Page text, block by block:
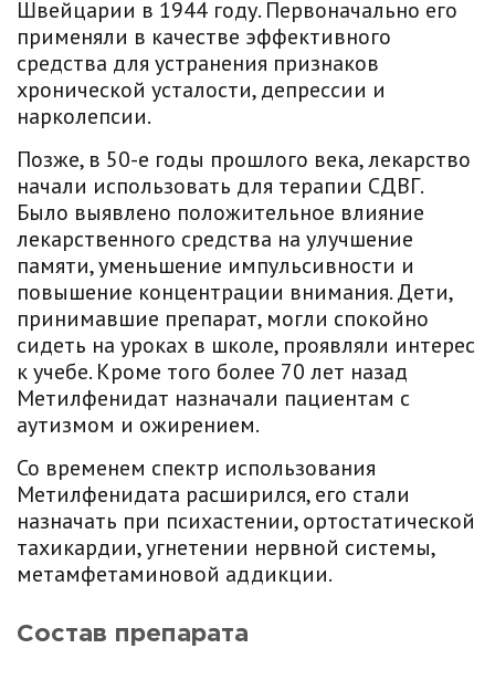
Швейцарии в 1944 году. Первоначально его
применяли в качестве эффективного
средства для устранения признаков
хронической усталости, депрессии и
нарколепсии.
Позже, в 50-е годы прошлого века, лекарство
начали использовать для терапии СДВГ.
Было выявлено положительное влияние
лекарственного средства на улучшение
памяти, уменьшение импульсивности и
повышение концентрации внимания. Дети,
принимавшие препарат, могли спокойно
сидеть на уроках в школе, проявляли интерес
к учебе. Кроме того более 70 лет назад
Метилфенидат назначали пациентам с
аутизмом и ожирением.
Со временем спектр использования
Метилфенидата расширился, его стали
назначать при психастении, ортостатической
тахикардии, угнетении нервной системы,
метамфетаминовой аддикции.
Состав препарата